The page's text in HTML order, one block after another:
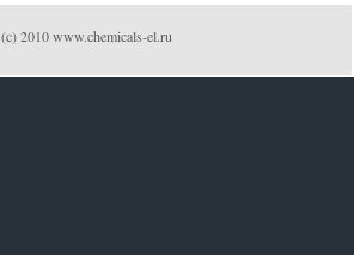
(c) 2010 www.chemicals-el.ru